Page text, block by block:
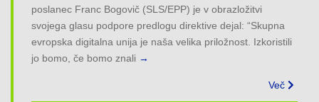
poslanec Franc Bogovič (SLS/EPP) je v obrazložitvi
svojega glasu podpore predlogu direktive dejal: “Skupna
evropska digitalna unija je naša velika priložnost. Izkoristili
jo bomo, če bomo znali →
Več